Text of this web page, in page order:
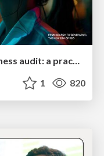
How to build an LLM SEO readiness audit: a practical framework
1 820